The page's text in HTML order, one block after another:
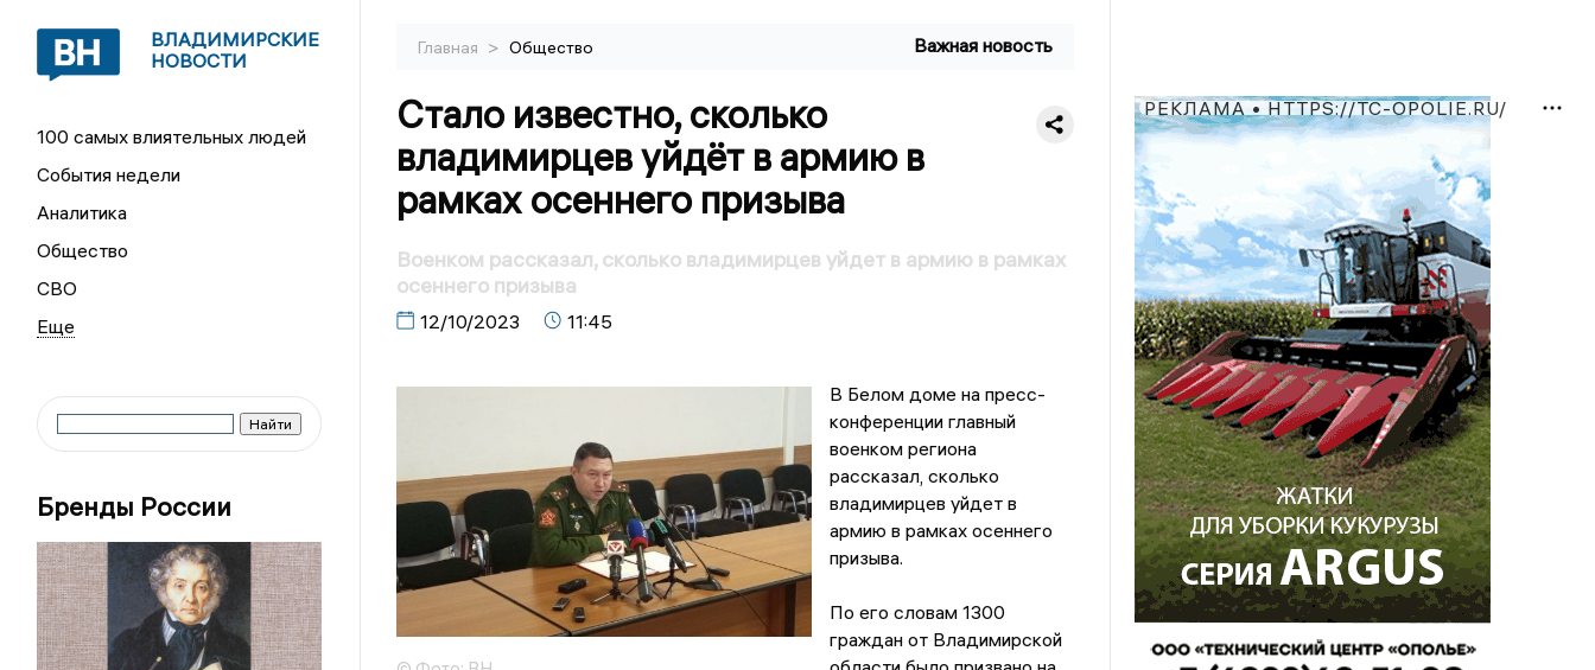
ВЛАДИМИРСКИЕ
НОВОСТИ
100 самых влиятельных людей
События недели
Аналитика
Общество
СВО
Бренды России
Главная > Общество Важная новость
Стало известно, сколько
владимирцев уйдёт в армию в
рамках осеннего призыва
Военком рассказал, сколько владимирцев уйдет в армию в рамках
осеннего призыва
12/10/2023 11:45
В Белом доме на пресс-
конференции главный
военком региона
рассказал, сколько
владимирцев уйдет в
армию в рамках осеннего
призыва.
По его словам 1300
граждан от Владимирской
РЕКЛАМА • HTTPS://TC-OPOLIE.RU/